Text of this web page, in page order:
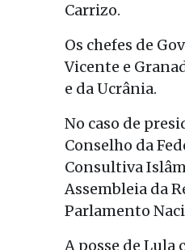
Carrizo.
Os chefes de
Vicente e
e da Ucrânia.
No caso de
Conselho da
Consultiva
Assembleia da
Parlamento
A posse de Lula